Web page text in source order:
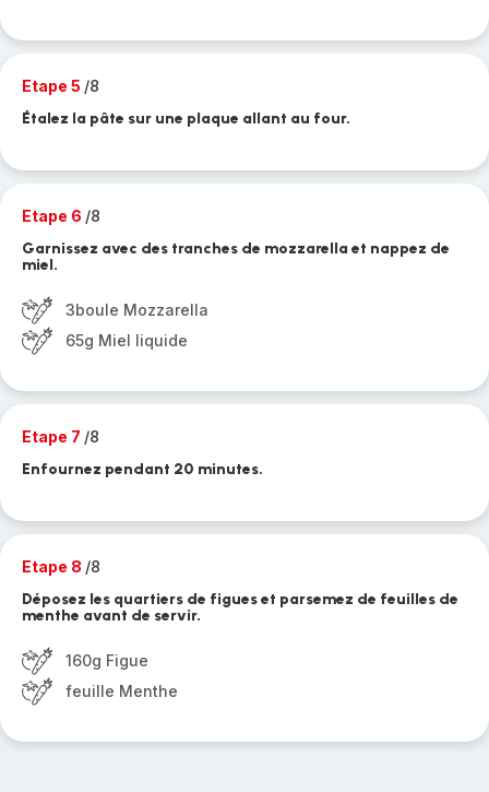
Etape 5 /8
Étalez la pâte sur une plaque allant au four.
Etape 6 /8
Garnissez avec des tranches de mozzarella et nappez de
miel.
3boule Mozzarella
65g Miel liquide
Etape 7 /8
Enfournez pendant 20 minutes.
Etape 8 /8
Déposez les quartiers de figues et parsemez de feuilles de
menthe avant de servir.
160g Figue
feuille Menthe